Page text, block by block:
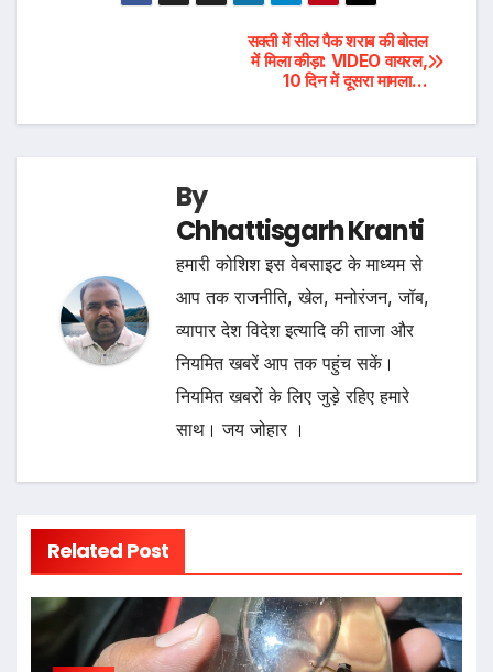
सक्ती में सील पैक शराब की बोतल
में मिला कीड़ा: VIDEO वायरल,
10 दिन में दूसरा मामला…
By
Chhattisgarh Kranti
हमारी कोशिश इस वेबसाइट के माध्यम से
आप तक राजनीति, खेल, मनोरंजन, जॉब,
व्यापार देश विदेश इत्यादि की ताजा और
नियमित खबरें आप तक पहुंच सकें।
नियमित खबरों के लिए जुड़े रहिए हमारे
साथ। जय जोहार ।
Related Post